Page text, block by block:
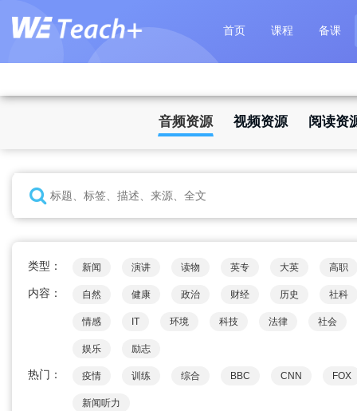
首页 课程 备课
音频资源 视频资源 阅读资
类型： 新闻 演讲 读物 英专 大英 高职
内容： 自然 健康 政治 财经 历史 社科
情感 IT 环境 科技 法律 社会
娱乐 励志
热门： 疫情 训练 综合 BBC CNN FOX
新闻听力